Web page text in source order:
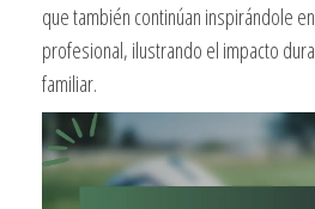
que también continúan inspirándole
profesional, ilustrando el impacto
familiar.